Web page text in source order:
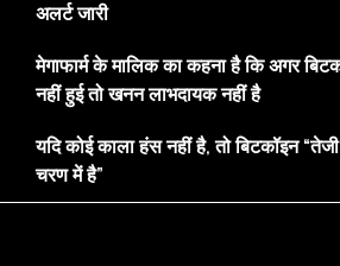
अलर्ट जारी
मेगाफार्म के मालिक का कहना है कि अगर
नहीं हुई तो खनन लाभदायक नहीं है
यदि कोई काला हंस नहीं है, तो बिटकॉइन
चरण में है”